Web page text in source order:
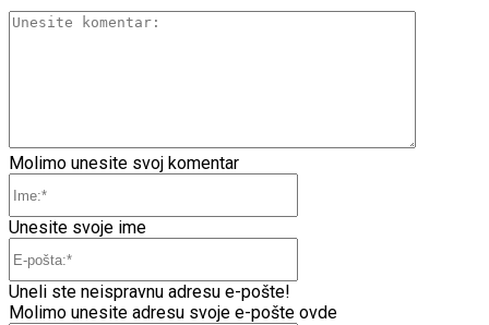
Molimo unesite svoj komentar
Unesite svoje ime
Uneli ste neispravnu adresu e-pošte!
Molimo unesite adresu svoje e-pošte ovde